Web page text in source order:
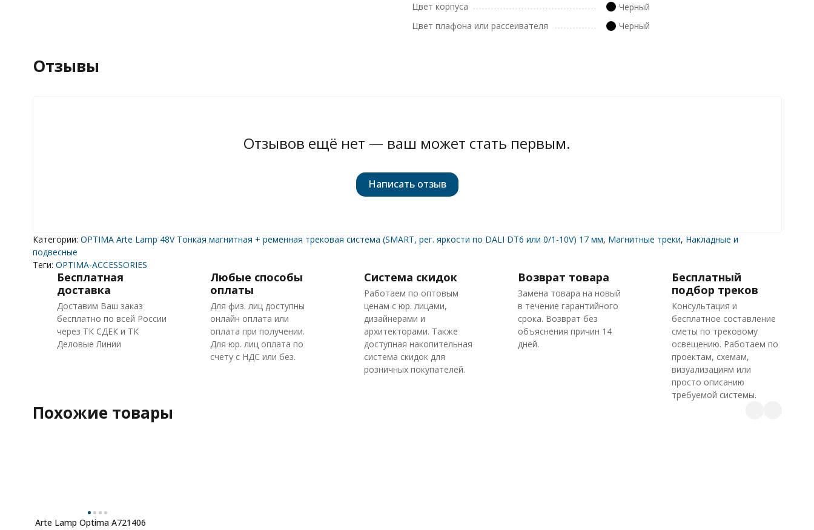
Цвет корпуса
Черный
Цвет плафона или рассеивателя
Черный
Отзывы
Отзывов ещё нет — ваш может стать первым.
Написать отзыв
Категории: OPTIMA Arte Lamp 48V Тонкая магнитная + ременная трековая система (SMART, рег. яркости по DALI DT6 или 0/1-10V) 17 мм, Магнитные треки, Накладные и
подвесные
Теги: OPTIMA-ACCESSORIES
Бесплатная
доставка
Доставим Ваш заказ
бесплатно по всей России
через ТК СДЕК и ТК
Деловые Линии
Любые способы
оплаты
Для физ. лиц доступны
онлайн оплата или
оплата при получении.
Для юр. лиц оплата по
счету с НДС или без.
Система скидок
Работаем по оптовым
ценам с юр. лицами,
дизайнерами и
архитекторами. Также
доступная накопительная
система скидок для
розничных покупателей.
Возврат товара
Замена товара на новый
в течение гарантийного
срока. Возврат без
объяснения причин 14
дней.
Бесплатный
подбор треков
Консультация и
бесплатное составление
сметы по трековому
освещению. Работаем по
проектам, схемам,
визуализациям или
просто описанию
требуемой системы.
Похожие товары
Arte Lamp Optima A721406